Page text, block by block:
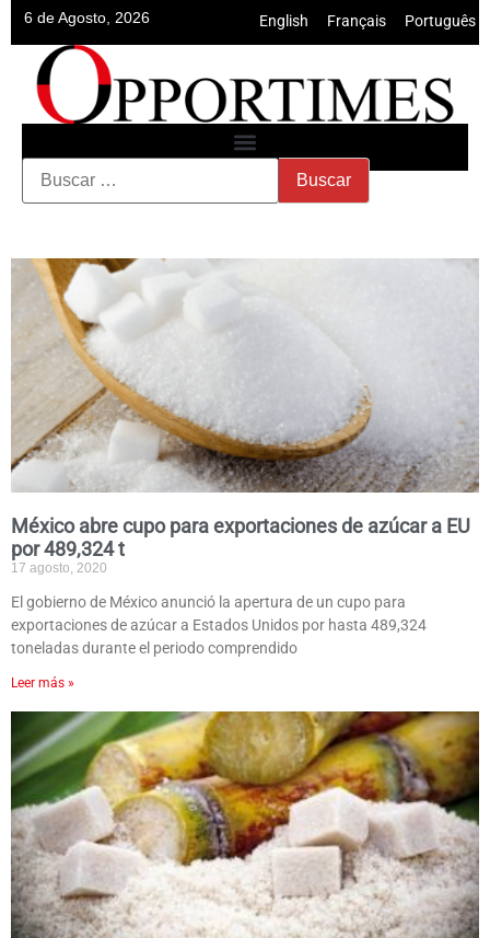
6 de Agosto, 2026 English Français Português
México abre cupo para exportaciones de azúcar a EU
por 489,324 t
17 agosto, 2020
El gobierno de México anunció la apertura de un cupo para
exportaciones de azúcar a Estados Unidos por hasta 489,324
toneladas durante el periodo comprendido
Leer más »